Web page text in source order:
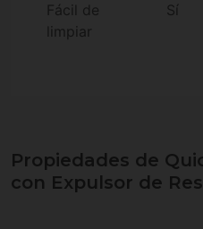
Fácil de
limpiar
Sí
Propiedades de
con Expulsor de